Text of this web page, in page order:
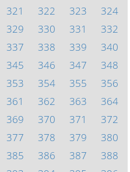
321 322 323
324
329 330 331
332
337 338 339
340
345 346 347
348
353 354 355
356
361 362 363
364
369 370 371
372
377 378 379
380
385 386 387
388